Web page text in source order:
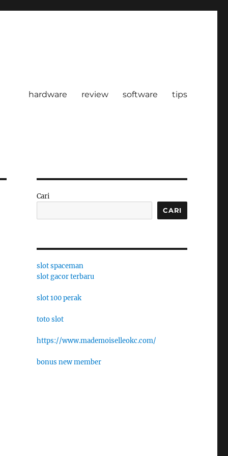
hardware review software tips
Cari
CARI
slot spaceman
slot gacor terbaru
slot 100 perak
toto slot
https://www.mademoiselleokc.com/
bonus new member